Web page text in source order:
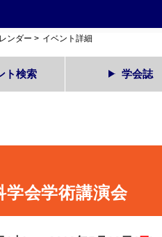
ンダー > イベント詳細
ト検索 学会誌
学会学術講演会